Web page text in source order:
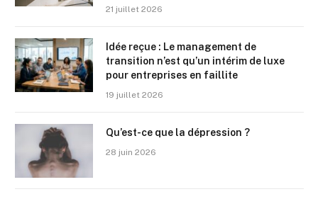
21 juillet 2026
Idée reçue : Le management de
transition n’est qu’un intérim de luxe
pour entreprises en faillite
19 juillet 2026
Qu’est-ce que la dépression ?
28 juin 2026